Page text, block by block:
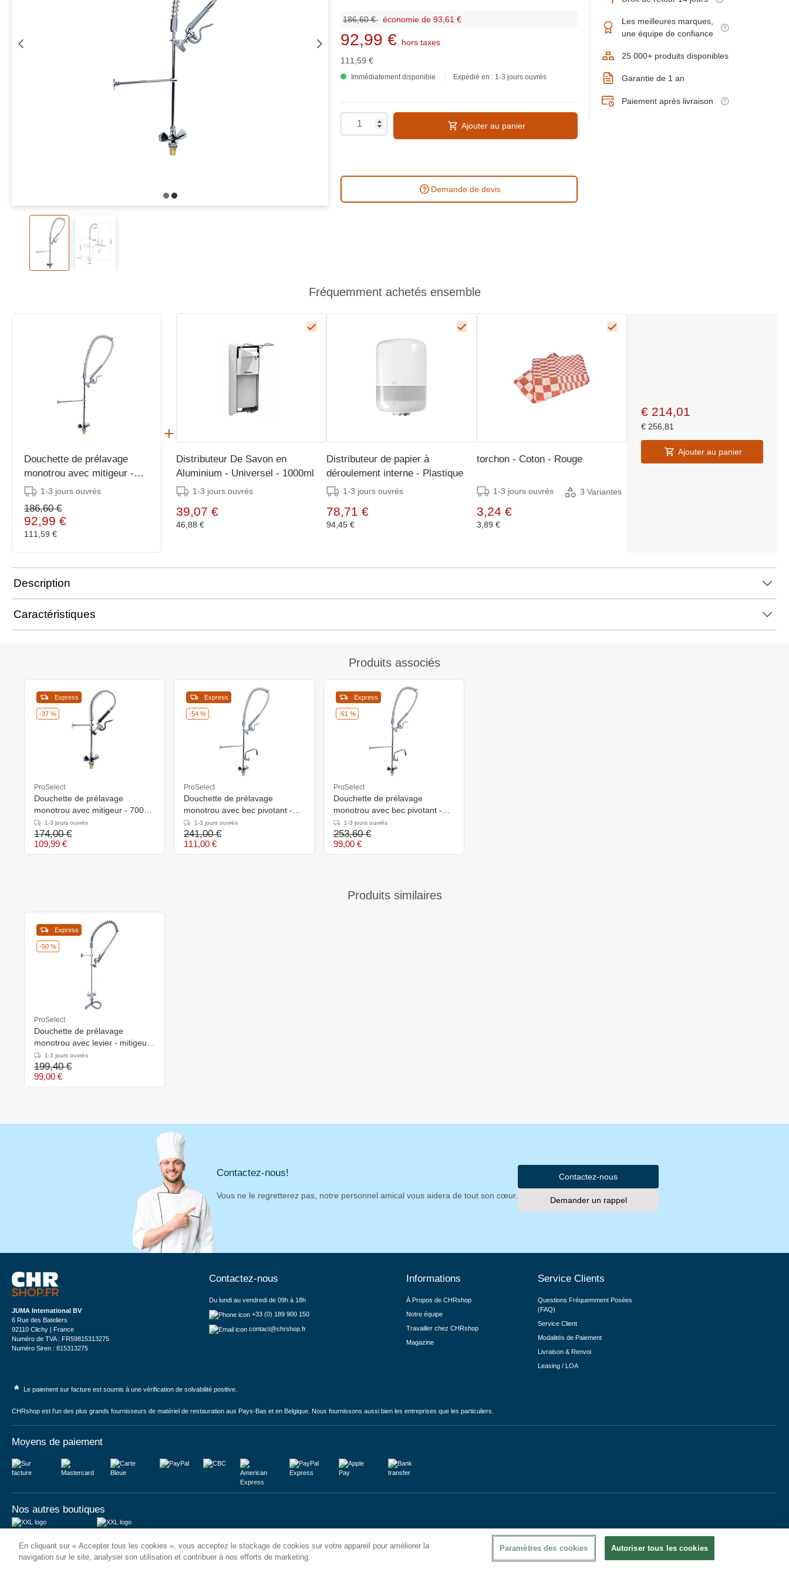
186,60 € économie de 93,61 €
92,99 €
hors taxes
111,59 €
Immédiatement disponible Expédié en : 1-3 jours ouvrés
Ajouter au panier
Demande de devis
Les meilleures marques,
une équipe de confiance
25 000+ produits disponibles
Garantie de 1 an
Paiement après livraison
Fréquemment achetés ensemble
Douchette de prélavage
monotrou avec mitigeur -
1000 mm
1-3 jours ouvrés
186,60 €
92,99 €
111,59 €
Distributeur De Savon en
Aluminium - Universel - 1000ml
1-3 jours ouvrés
39,07 €
46,88 €
Distributeur de papier à
déroulement interne - Plastique
1-3 jours ouvrés
78,71 €
94,45 €
torchon - Coton - Rouge
1-3 jours ouvrés 3 Variantes
3,24 €
3,89 €
€ 214,01
€ 256,81
Ajouter au panier
Description
Caractéristiques
Produits associés
-37 %
Express
ProSelect
Douchette de prélavage
monotrou avec mitigeur - 700
mm1-3 jours ouvrés
174,00 €
109,99 €
-54 %
Express
ProSelect
Douchette de prélavage
monotrou avec bec pivotant -
mitigeur - 1000 mm
1-3 jours ouvrés
241,00 €
111,00 €
-61 %
Express
ProSelect
Douchette de prélavage
monotrou avec bec pivotant -
mitigeur - 1200 mm
1-3 jours ouvrés
253,60 €
99,00 €
Produits similaires
-50 %
Express
ProSelect
Douchette de prélavage
monotrou avec levier - mitigeur -
1200 mm
1-3 jours ouvrés
199,40 €
99,00 €
Contactez-nous!
Vous ne le regretterez pas, notre personnel amical vous aidera de tout son cœur.
Contactez-nous
Demander un rappel
JUMA International BV
6 Rue des Bateliers
92110 Clichy | France
Numéro de TVA : FR59815313275
Numéro Siren : 815313275
Contactez-nous
Du lundi au vendredi de 09h à 18h
+33 (0) 189 900 150
contact@chrshop.fr
Informations
À Propos de CHRshop
Notre équipe
Travailler chez CHRshop
Magazine
Service Clients
Questions Fréquemment Posées
(FAQ)
Service Client
Modalités de Paiement
Livraison & Renvoi
Leasing / LOA
* Le paiement sur facture est soumis à une vérification de solvabilité positive.
CHRshop est l'un des plus grands fournisseurs de matériel de restauration aux Pays-Bas et en Belgique. Nous fournissons aussi bien les entreprises que les particuliers.
Moyens de paiement
Sur facture
Nos autres boutiques
Königsborner Straße 26a
39175 Biederitz | Deutschland
Vrijheidweg 34
1521RR Wormerveer | Nederland
En cliquant sur « Accepter tous les cookies », vous acceptez le stockage de cookies sur votre appareil pour améliorer la
navigation sur le site, analyser son utilisation et contribuer à nos efforts de marketing.
Paramètres des cookies Autoriser tous les cookies